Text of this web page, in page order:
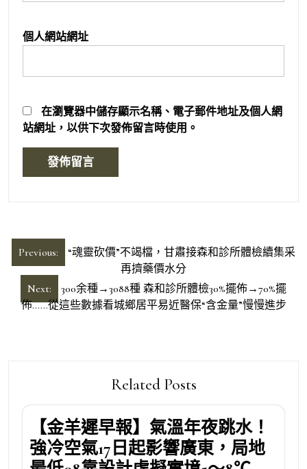
個人網站網址
在瀏覽器中儲存顯示名稱、電子郵件地址及個人網
站網址，以供下次發佈留言時使用。
文
章
覽
Previous:
“魂靈砍價”不竭檔，甘肅接森和診所體檢續集采
再擠藥價水分
Next:
300余種→3088種 森和診所體檢30%擺佈→70%擺
佈……從這些數據看城鄉居平易近醫保“含金量”慢慢進步
Related Posts
【金羊遲早報】氣溫年夜跳水！
強冷空氣17日起影響廣東，局地